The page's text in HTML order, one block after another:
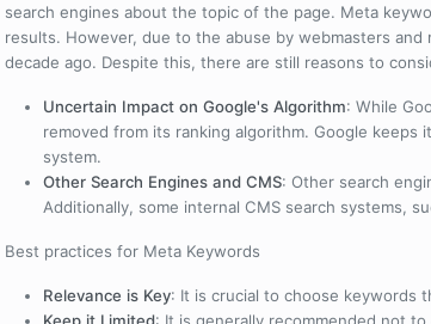
search engines about the topic of the page. Meta
results. However, due to the abuse by webmasters
decade ago. Despite this, there are still reasons to
Uncertain Impact on Google's Algorithm: While
removed from its ranking algorithm. Google
system.
Other Search Engines and CMS: Other search
Additionally, some internal CMS search systems,
Best practices for Meta Keywords
Relevance is Key: It is crucial to choose keywords